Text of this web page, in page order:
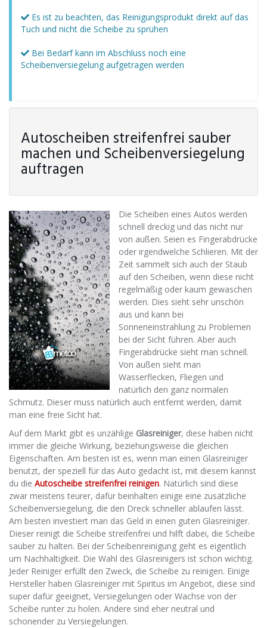
Es ist zu beachten, das Reinigungsprodukt direkt auf das
Tuch und nicht die Scheibe zu sprühen
Bei Bedarf kann im Abschluss noch eine
Scheibenversiegelung aufgetragen werden
Autoscheiben streifenfrei sauber
machen und Scheibenversiegelung
auftragen
Die Scheiben eines Autos werden
schnell dreckig und das nicht nur
von außen. Seien es Fingerabdrücke
oder irgendwelche Schlieren. Mit der
Zeit sammelt sich auch der Staub
auf den Scheiben, wenn diese nicht
regelmäßig oder kaum gewaschen
werden. Dies sieht sehr unschön
aus und kann bei
Sonneneinstrahlung zu Problemen
bei der Sicht führen. Aber auch
Fingerabdrücke sieht man schnell.
Von außen sieht man
Wasserflecken, Fliegen und
natürlich den ganz normalen
Schmutz. Dieser muss natürlich auch entfernt werden, damit
man eine freie Sicht hat.
Auf dem Markt gibt es unzählige Glasreiniger, diese haben nicht
immer die gleiche Wirkung, beziehungsweise die gleichen
Eigenschaften. Am besten ist es, wenn man einen Glasreiniger
benutzt, der speziell für das Auto gedacht ist, mit diesem kannst
du die Autoscheibe streifenfrei reinigen. Natürlich sind diese
zwar meistens teurer, dafür beinhalten einige eine zusätzliche
Scheibenversiegelung, die den Dreck schneller ablaufen lässt.
Am besten investiert man das Geld in einen guten Glasreiniger.
Dieser reinigt die Scheibe streifenfrei und hilft dabei, die Scheibe
sauber zu halten. Bei der Scheibenreinigung geht es eigentlich
um Nachhaltigkeit. Die Wahl des Glasreinigers ist schon wichtig.
Jeder Reiniger erfüllt den Zweck, die Scheibe zu reinigen. Einige
Hersteller haben Glasreiniger mit Spiritus im Angebot, diese sind
super dafür geeignet, Versiegelungen oder Wachse von der
Scheibe runter zu holen. Andere sind eher neutral und
schonender zu Versiegelungen.